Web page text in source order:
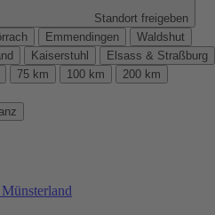
Standort freigeben
Emmendingen
Waldshut
Kaiserstuhl
Elsass & Straßburg
75 km 100 km
200 km